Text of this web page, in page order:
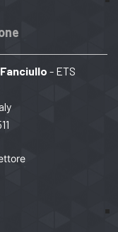
- ETS